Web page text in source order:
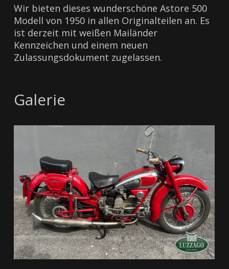
Wir bieten dieses wunderschöne Astore 500
Modell von 1950 in allen Originalteilen an. Es
ist derzeit mit weißen Mailänder
Kennzeichen und einem neuen
Zulassungsdokument zugelassen.
Galerie